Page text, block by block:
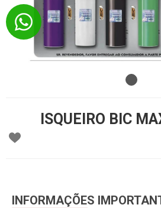
ISQUEIRO BIC
INFORMAÇÕES